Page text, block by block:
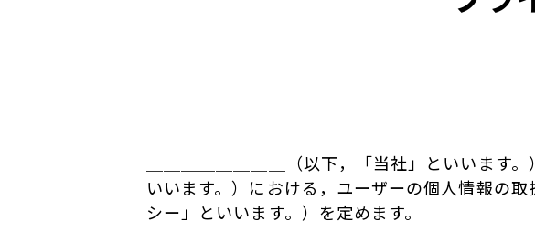
＿＿＿＿＿＿＿＿（以下，「当社」といいます
いいます。）における，ユーザーの個人情報の
シー」といいます。）を定めます。